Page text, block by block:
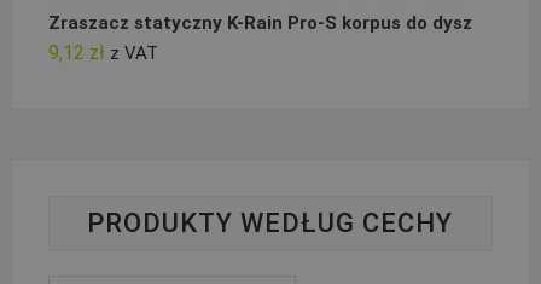
Zraszacz statyczny K-Rain Pro-S korpus do dysz
9,12 zł z VAT
PRODUKTY WEDŁUG CECHY